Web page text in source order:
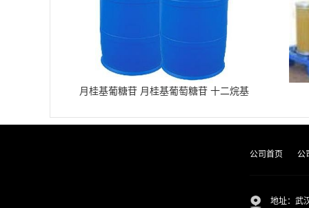
月桂基葡糖苷 月桂基葡萄糖苷 十二烷基
公司首页 公
地址：武